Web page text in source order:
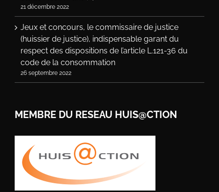
21 décembre 2022
Jeux et concours, le commissaire de justice
(huissier de justice), indispensable garant du
respect des dispositions de l’article L.121-36 du
code de la consommation
26 septembre 2022
MEMBRE DU RESEAU HUIS@CTION